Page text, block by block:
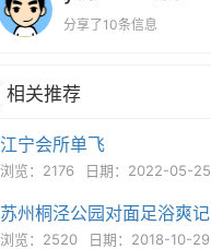
分享了10条信息
相关推荐
江宁会所单飞
浏览：2176 日期：2022-05-25
苏州桐泾公园对面足浴爽记
浏览：2520 日期：2018-10-29